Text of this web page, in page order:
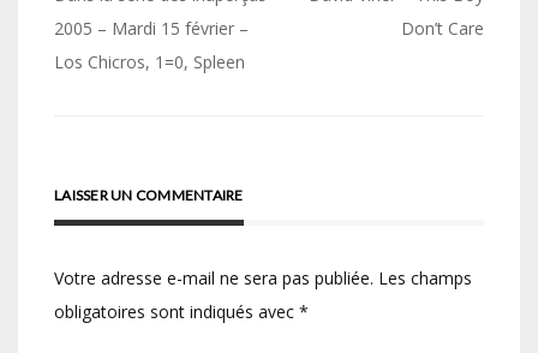
de
l’article
2005 – Mardi 15 février –
Los Chicros, 1=0, Spleen
Don’t Care
LAISSER UN COMMENTAIRE
Votre adresse e-mail ne sera pas publiée. Les champs
obligatoires sont indiqués avec *